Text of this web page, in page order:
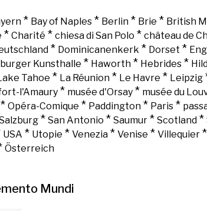
* Bay of Naples* Berlin* Brie * British
* Charité * chiesa di San Polo * château de
* Dominicanenkerk * Dorset *
Kunsthalle * Haworth * Hebrides *
Tahoe * La Réunion* Le Havre * Leipzig
l'Amaury * musée d'Orsay * musée du
* Opéra-Comique * Paddington* Paris*
* San Antonio * Saumur * Scotland *
USA * Utopie * Venezia* Venise * Villequier*
Österreich
Mundi